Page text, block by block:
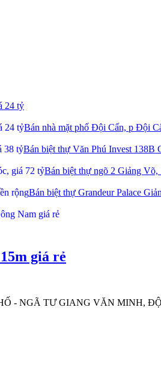
24 tỷ
Bán nhà mặt phố Đội Cấn, p Đội
Bán biệt thự Văn Phú Invest 138B
Bán biệt thự ngõ 2 Giảng Võ,
Bán biệt thự Grandeur Palace
giá rẻ
NGÃ TƯ GIANG VĂN MINH, ĐỘI